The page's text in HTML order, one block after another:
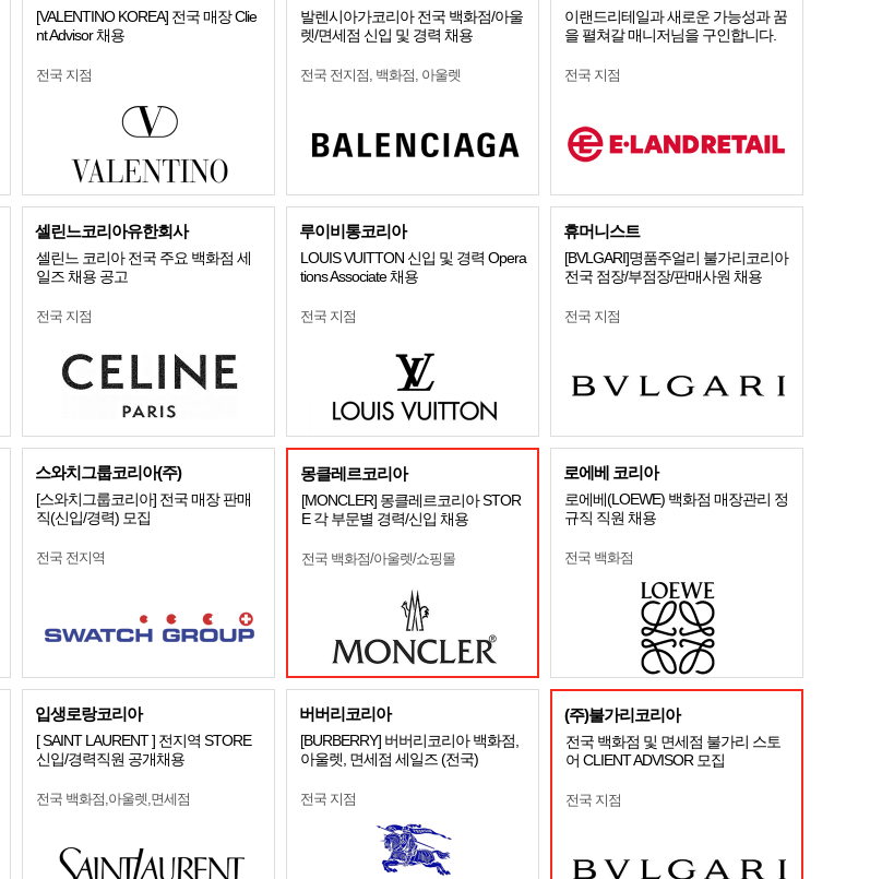
[VALENTINO KOREA] 전국 매장 Clie
nt Advisor 채용
전국 지점
발렌시아가코리아 전국 백화점/아울
렛/면세점 신입 및 경력 채용
전국 전지점, 백화점, 아울렛
이랜드리테일과 새로운 가능성과 꿈
을 펼쳐갈 매니저님을 구인합니다.
전국 지점
셀린느코리아유한회사
셀린느 코리아 전국 주요 백화점 세
일즈 채용 공고
전국 지점
루이비통코리아
LOUIS VUITTON 신입 및 경력 Opera
tions Associate 채용
전국 지점
휴머니스트
[BVLGARI]명품주얼리 불가리코리아
전국 점장/부점장/판매사원 채용
전국 지점
스와치그룹코리아(주)
[스와치그룹코리아] 전국 매장 판매
직(신입/경력) 모집
전국 전지역
몽클레르코리아
[MONCLER] 몽클레르코리아 STOR
E 각 부문별 경력/신입 채용
전국 백화점/아울렛/쇼핑몰
로에베 코리아
로에베(LOEWE) 백화점 매장관리 정
규직 직원 채용
전국 백화점
입생로랑코리아
[ SAINT LAURENT ] 전지역 STORE
신입/경력직원 공개채용
전국 백화점,아울렛,면세점
버버리코리아
[BURBERRY] 버버리코리아 백화점,
아울렛, 면세점 세일즈 (전국)
전국 지점
(주)불가리코리아
전국 백화점 및 면세점 불가리 스토
어 CLIENT ADVISOR 모집
전국 지점